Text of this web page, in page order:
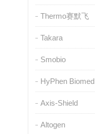
Thermo赛默飞
Takara
Smobio
HyPhen Biomed
Axis-Shield
Altogen